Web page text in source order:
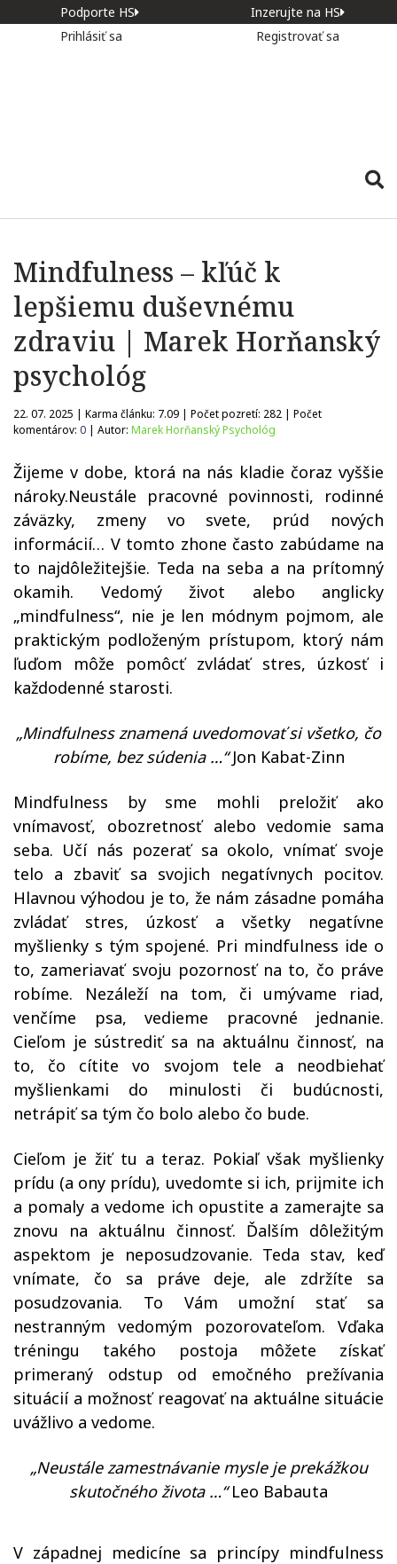
Podporte HS
Inzerujte na HS
Prihlásiť sa
Registrovať sa
Mindfulness – kľúč k
lepšiemu duševnému
zdraviu | Marek Horňanský
psychológ
22. 07. 2025 | Karma článku: 7.09 | Počet pozretí: 282 | Počet
komentárov: 0 | Autor: Marek Horňanský Psychológ
Žijeme v dobe, ktorá na nás kladie čoraz vyššie
nároky.Neustále pracovné povinnosti, rodinné
záväzky, zmeny vo svete, prúd nových
informácií… V tomto zhone často zabúdame na
to najdôležitejšie. Teda na seba a na prítomný
okamih. Vedomý život alebo anglicky
„mindfulness“, nie je len módnym pojmom, ale
praktickým podloženým prístupom, ktorý nám
ľuďom môže pomôcť zvládať stres, úzkosť i
každodenné starosti.
„Mindfulness znamená uvedomovať si všetko, čo
robíme, bez súdenia …“Jon Kabat-Zinn
Mindfulness by sme mohli preložiť ako
vnímavosť, obozretnosť alebo vedomie sama
seba. Učí nás pozerať sa okolo, vnímať svoje
telo a zbaviť sa svojich negatívnych pocitov.
Hlavnou výhodou je to, že nám zásadne pomáha
zvládať stres, úzkosť a všetky negatívne
myšlienky s tým spojené. Pri mindfulness ide o
to, zameriavať svoju pozornosť na to, čo práve
robíme. Nezáleží na tom, či umývame riad,
venčíme psa, vedieme pracovné jednanie.
Cieľom je sústrediť sa na aktuálnu činnosť, na
to, čo cítite vo svojom tele a neodbiehať
myšlienkami do minulosti či budúcnosti,
netrápiť sa tým čo bolo alebo čo bude.
Cieľom je žiť tu a teraz. Pokiaľ však myšlienky
prídu (a ony prídu), uvedomte si ich, prijmite ich
a pomaly a vedome ich opustite a zamerajte sa
znovu na aktuálnu činnosť. Ďalším dôležitým
aspektom je neposudzovanie. Teda stav, keď
vnímate, čo sa práve deje, ale zdržíte sa
posudzovania. To Vám umožní stať sa
nestranným vedomým pozorovateľom. Vďaka
tréningu takého postoja môžete získať
primeraný odstup od emočného prežívania
situácií a možnosť reagovať na aktuálne situácie
uvážlivo a vedome.
„Neustále zamestnávanie mysle je prekážkou
skutočného života …“Leo Babauta
V západnej medicíne sa princípy mindfulness